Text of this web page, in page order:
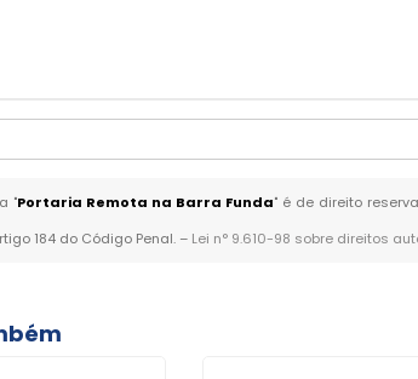
"Portaria Remota na Barra Funda" é de direito
184 do Código Penal. – Lei n° 9.610-98 sobre direitos